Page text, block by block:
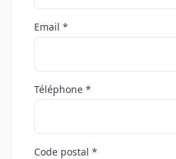
Email *
Téléphone *
Code postal *